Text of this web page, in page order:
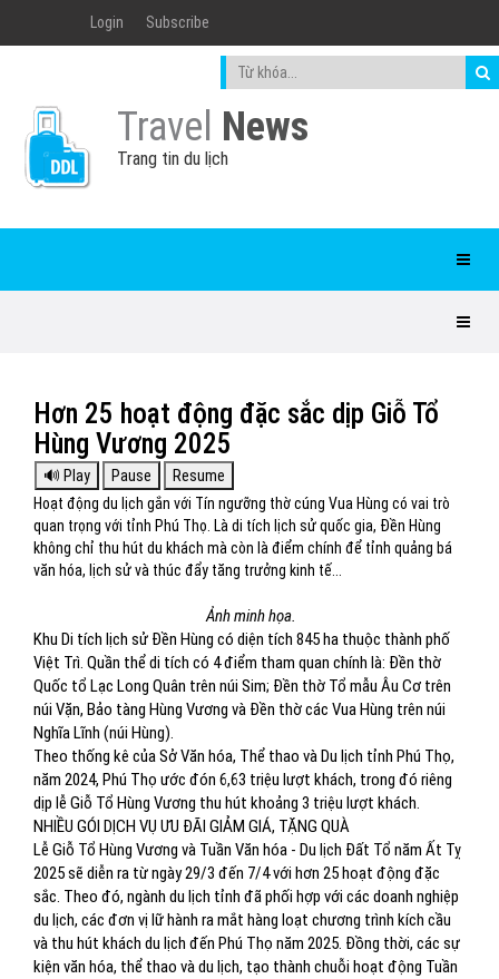
Login Subscribe
Travel News
Trang tin du lịch
Hơn 25 hoạt động đặc sắc dịp Giỗ Tổ
Hùng Vương 2025
Hoạt động du lịch gắn với Tín ngưỡng thờ cúng Vua Hùng có vai trò
quan trọng với tỉnh Phú Thọ. Là di tích lịch sử quốc gia, Đền Hùng
không chỉ thu hút du khách mà còn là điểm chính để tỉnh quảng bá
văn hóa, lịch sử và thúc đẩy tăng trưởng kinh tế...
Ảnh minh họa.
Khu Di tích lịch sử Đền Hùng có diện tích 845 ha thuộc thành phố
Việt Trì. Quần thể di tích có 4 điểm tham quan chính là: Đền thờ
Quốc tổ Lạc Long Quân trên núi Sim; Đền thờ Tổ mẫu Âu Cơ trên
núi Vặn, Bảo tàng Hùng Vương và Đền thờ các Vua Hùng trên núi
Nghĩa Lĩnh (núi Hùng).
Theo thống kê của Sở Văn hóa, Thể thao và Du lịch tỉnh Phú Thọ,
năm 2024, Phú Thọ ước đón 6,63 triệu lượt khách, trong đó riêng
dịp lễ Giỗ Tổ Hùng Vương thu hút khoảng 3 triệu lượt khách.
NHIỀU GÓI DỊCH VỤ ƯU ĐÃI GIẢM GIÁ, TẶNG QUÀ
Lễ Giỗ Tổ Hùng Vương và Tuần Văn hóa - Du lịch Đất Tổ năm Ất Tỵ
2025 sẽ diễn ra từ ngày 29/3 đến 7/4 với hơn 25 hoạt động đặc
sắc. Theo đó, ngành du lịch tỉnh đã phối hợp với các doanh nghiệp
du lịch, các đơn vị lữ hành ra mắt hàng loạt chương trình kích cầu
và thu hút khách du lịch đến Phú Thọ năm 2025. Đồng thời, các sự
kiện văn hóa, thể thao và du lịch, tạo thành chuỗi hoạt động Tuần